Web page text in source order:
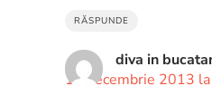
RĂSPUNDE
diva in
12 decembrie 2013